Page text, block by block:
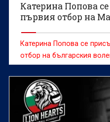
Катерина Попова
първия отбор на
Катерина Попова се
отбор на българския
жените Марица